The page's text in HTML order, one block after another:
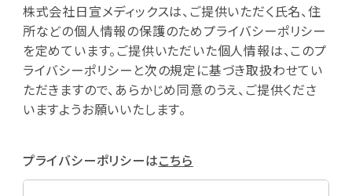
株式会社日宣メディックスは、ご提供いただく氏名、住
所などの個人情報の保護のためプライバシーポリシー
を定めています。ご提供いただいた個人情報は、このプ
ライバシーポリシーと次の規定に基づき取扱わせてい
ただきますので、あらかじめ同意のうえ、ご提供くださ
いますようお願いいたします。
プライバシーポリシーはこちら